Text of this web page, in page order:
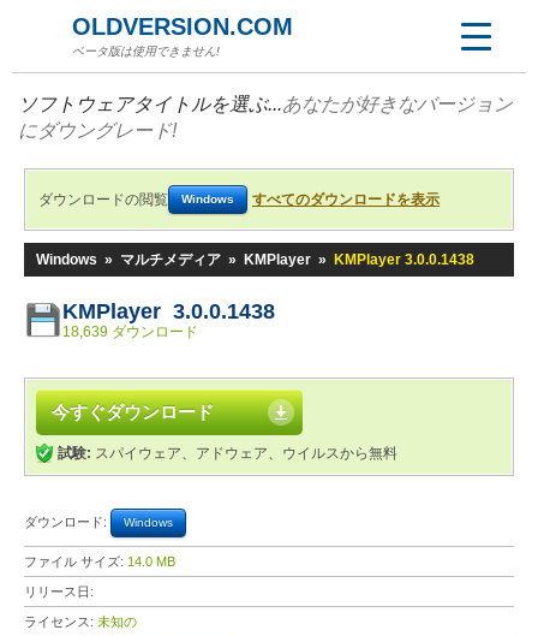
OLDVERSION.COM
ベータ版は使用できません!
ソフトウェアタイトルを選ぶ...あなたが好きなバージョン
にダウングレード!
ダウンロードの閲覧 Windows すべてのダウンロードを表示
Windows » マルチメディア » KMPlayer » KMPlayer 3.0.0.1438
KMPlayer 3.0.0.1438
18,639 ダウンロード
今すぐダウンロード
試験: スパイウェア、アドウェア、ウイルスから無料
ダウンロード: Windows
ファイル サイズ: 14.0 MB
リリース日:
ライセンス: 未知の